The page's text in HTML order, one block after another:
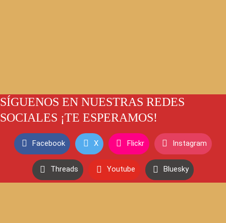
SÍGUENOS EN NUESTRAS REDES
SOCIALES ¡TE ESPERAMOS!
Facebook X Flickr Instagram
Threads Youtube Bluesky